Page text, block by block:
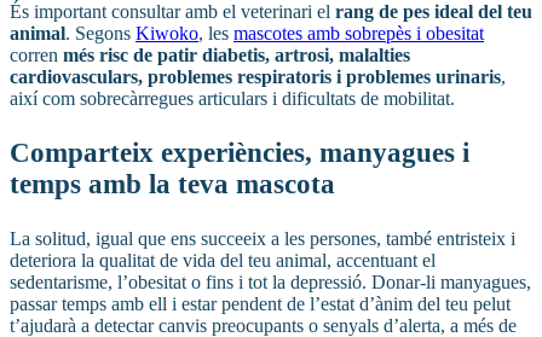
És important consultar amb el veterinari el rang de pes ideal del teu
animal. Segons Kiwoko, les mascotes amb sobrepès i obesitat
corren més risc de patir diabetis, artrosi, malalties
cardiovasculars, problemes respiratoris i problemes urinaris,
així com sobrecàrregues articulars i dificultats de mobilitat.
Comparteix experiències, manyagues i
temps amb la teva mascota
La solitud, igual que ens succeeix a les persones, també entristeix i
deteriora la qualitat de vida del teu animal, accentuant el
sedentarisme, l’obesitat o fins i tot la depressió. Donar-li manyagues,
passar temps amb ell i estar pendent de l’estat d’ànim del teu pelut
t’ajudarà a detectar canvis preocupants o senyals d’alerta, a més de